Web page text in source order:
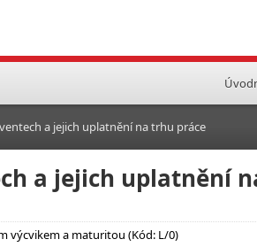
a jejich uplatnění na trhu práce
a jejich uplatnění
výcvikem a maturitou (Kód: L/0)